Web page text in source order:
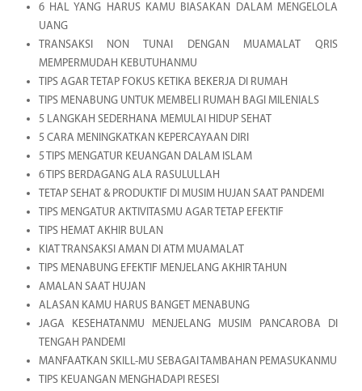
6 HAL YANG HARUS KAMU BIASAKAN DALAM MENGELOLA
UANG
TRANSAKSI NON TUNAI DENGAN MUAMALAT QRIS
MEMPERMUDAH KEBUTUHANMU
TIPS AGAR TETAP FOKUS KETIKA BEKERJA DI RUMAH
TIPS MENABUNG UNTUK MEMBELI RUMAH BAGI MILENIALS
5 LANGKAH SEDERHANA MEMULAI HIDUP SEHAT
5 CARA MENINGKATKAN KEPERCAYAAN DIRI
5 TIPS MENGATUR KEUANGAN DALAM ISLAM
6 TIPS BERDAGANG ALA RASULULLAH
TETAP SEHAT & PRODUKTIF DI MUSIM HUJAN SAAT PANDEMI
TIPS MENGATUR AKTIVITASMU AGAR TETAP EFEKTIF
TIPS HEMAT AKHIR BULAN
KIAT TRANSAKSI AMAN DI ATM MUAMALAT
TIPS MENABUNG EFEKTIF MENJELANG AKHIR TAHUN
AMALAN SAAT HUJAN
ALASAN KAMU HARUS BANGET MENABUNG
JAGA KESEHATANMU MENJELANG MUSIM PANCAROBA DI
TENGAH PANDEMI
MANFAATKAN SKILL-MU SEBAGAI TAMBAHAN PEMASUKANMU
TIPS KEUANGAN MENGHADAPI RESESI